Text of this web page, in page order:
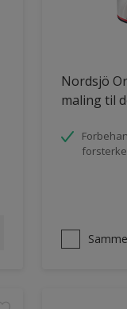
Nordsjö
maling til